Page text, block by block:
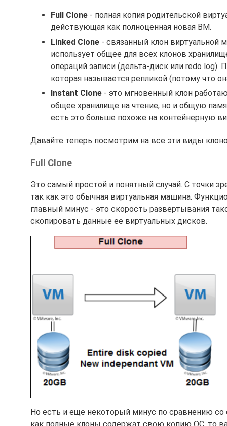
Full Clone - полная копия родительской
действующая как полноценная новая ВМ.
Linked Clone - связанный клон
использует общее для всех клонов
операций записи (дельта-диск или redo
которая называется репликой (потому что
Instant Clone - это мгновенный клон
общее хранилище на чтение, но и общую
есть это больше похоже на контейнерную
Давайте теперь посмотрим на все эти виды
Full Clone
Это самый простой и понятный случай. С точки
так как это обычная виртуальная машина.
главный минус - это скорость развертывания
скопировать данные ее виртуальных дисков.
Но есть и еще некоторый минус по сравнению